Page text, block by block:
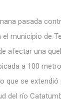
pasada
municipio de
afectar una
a 100
que se extendió
del río